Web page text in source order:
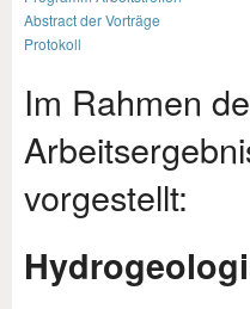
Abstract der Vorträge
Protokoll
Im Rahmen
vorgestellt: